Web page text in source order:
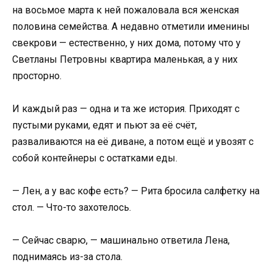
на восьмое марта к ней пожаловала вся женская
половина семейства. А недавно отметили именины
свекрови — естественно, у них дома, потому что у
Светланы Петровны квартира маленькая, а у них
просторно.
И каждый раз — одна и та же история. Приходят с
пустыми руками, едят и пьют за её счёт,
разваливаются на её диване, а потом ещё и увозят с
собой контейнеры с остатками еды.
— Лен, а у вас кофе есть? — Рита бросила салфетку на
стол. — Что-то захотелось.
— Сейчас сварю, — машинально ответила Лена,
поднимаясь из-за стола.